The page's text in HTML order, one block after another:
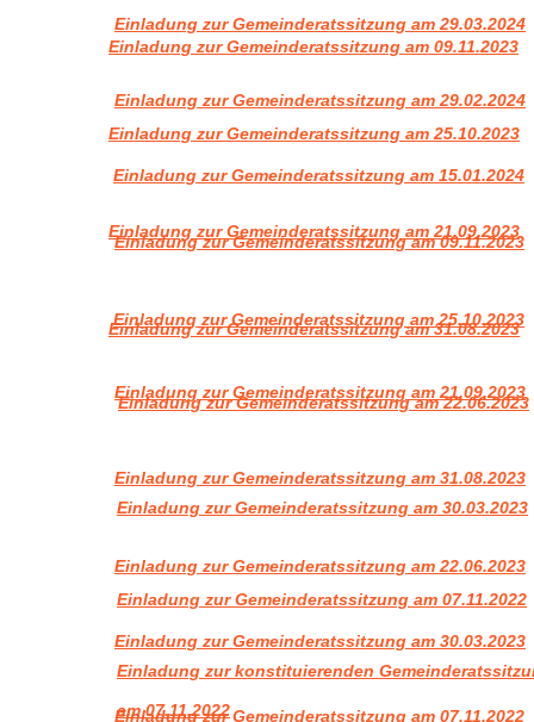
Einladung zur Gemeinderatssitzung am 07.11.2022
Einladung zur Gemeinderatssitzung am 30.03.2023
Einladung zur Gemeinderatssitzung am 22.06.2023
Einladung zur Gemeinderatssitzung am 31.08.2023
Einladung zur Gemeinderatssitzung am 21.09.2023
Einladung zur Gemeinderatssitzung am 25.10.2023
Einladung zur Gemeinderatssitzung am 09.11.2023
Einladung zur Gemeinderatssitzung am 15.01.2024
Einladung zur Gemeinderatssitzung am 29.02.2024
Einladung zur Gemeinderatssitzung am 29.03.2024
Einladung zur konstituierenden
am 07.11.2022
Einladung zur Gemeinderatssitzung am 07.11.2022
Einladung zur Gemeinderatssitzung am 30.03.2023
Einladung zur Gemeinderatssitzung am 22.06.2023
Einladung zur Gemeinderatssitzung am 31.08.2023
Einladung zur Gemeinderatssitzung am 21.09.2023
Einladung zur Gemeinderatssitzung am 25.10.2023
Einladung zur Gemeinderatssitzung am 09.11.2023